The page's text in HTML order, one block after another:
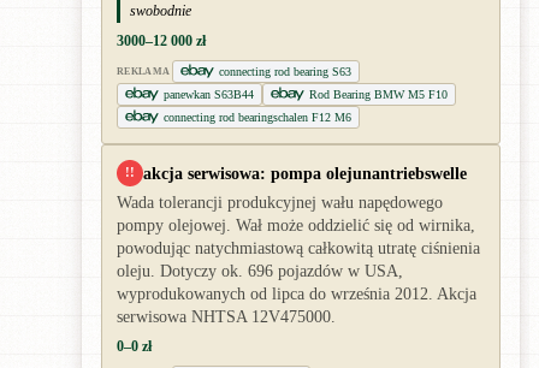
swobodnie
3000–12 000 zł
REKLAMA
connecting rod bearing S63
panewkan S63B44
Rod Bearing BMW M5 F10
connecting rod bearingschalen F12 M6
!! akcja serwisowa: pompa olejunantriebswelle
Wada tolerancji produkcyjnej wału napędowego
pompy olejowej. Wał może oddzielić się od wirnika,
powodując natychmiastową całkowitą utratę ciśnienia
oleju. Dotyczy ok. 696 pojazdów w USA,
wyprodukowanych od lipca do września 2012. Akcja
serwisowa NHTSA 12V475000.
0–0 zł